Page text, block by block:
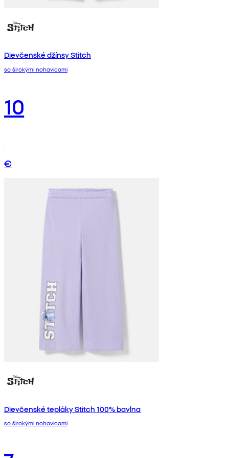
Dievčenské džínsy Stitch
so širokými nohavicami
10
€
Dievčenské tepláky Stitch 100% bavlna
so širokými nohavicami